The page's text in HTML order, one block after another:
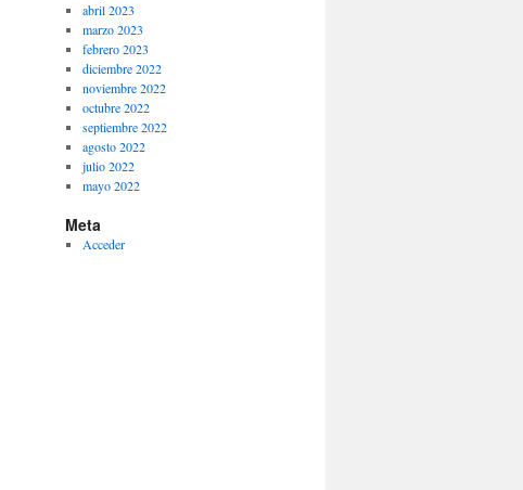
abril 2023
marzo 2023
febrero 2023
diciembre 2022
noviembre 2022
octubre 2022
septiembre 2022
agosto 2022
julio 2022
mayo 2022
Meta
Acceder